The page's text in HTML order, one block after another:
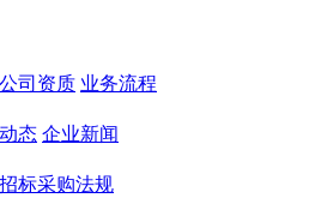
公司资质 业务流程
态 企业新闻
招标采购法规